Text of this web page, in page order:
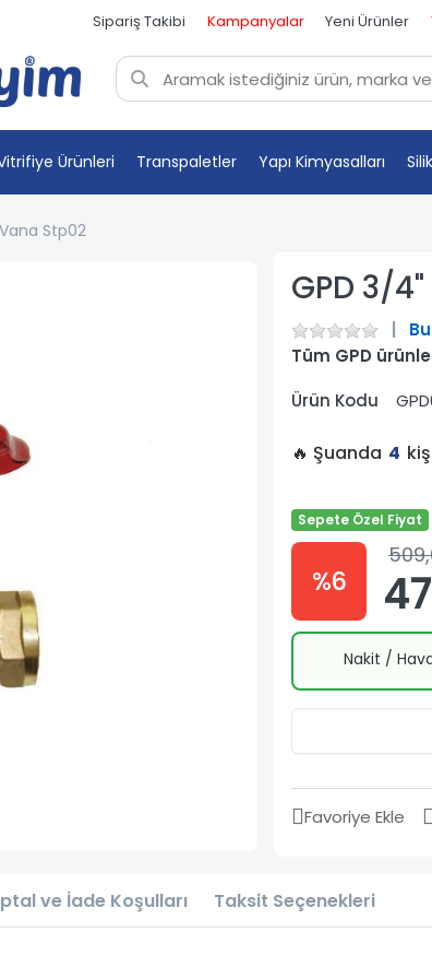
Sipariş Takibi Kampanyalar Yeni Ürünler
Ürünleri Transpaletler Yapı Kimyasalları
Stp02
GPD 3/
Tüm GPD
Ürün Kodu
🔥 Şuanda 4
Sepete Özel Fiyat
%6
Nakit /
Favoriye Ekle
ve İade Koşulları Taksit Seçenekleri